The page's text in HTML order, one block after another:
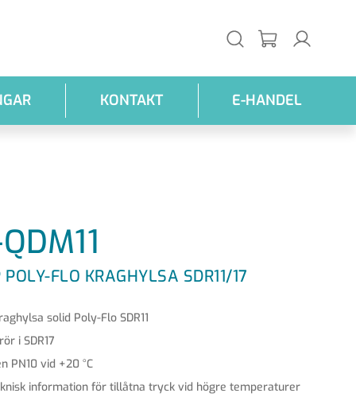
KONTAKT E-HANDEL
FLO KRAGHYLSA SDR11/17
solid Poly-Flo SDR11
i SDR17
PN10 vid +20 °C
information för tillåtna tryck vid högre temperaturer